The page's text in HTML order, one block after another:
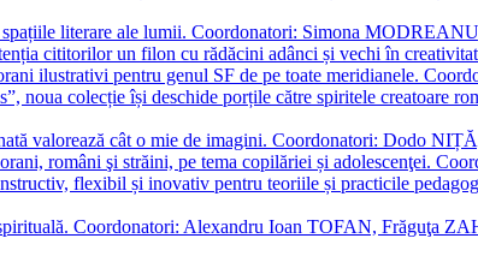
spațiile literare ale lumii. Coordonatori: Simona
cititorilor un filon cu rădăcini adânci și vechi în
ilustrativi pentru genul SF de pe toate meridianele.
noua colecție își deschide porțile către spiritele creatoare
valorează cât o mie de imagini. Coordonatori: Dodo
români şi străini, pe tema copilăriei și adolescenţei.
flexibil și inovativ pentru teoriile și practicile
Coordonatori: Alexandru Ioan TOFAN, Frăguţa